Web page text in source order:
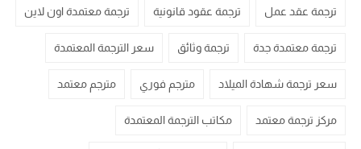
ترجمة عقد عمل ترجمة عقود قانونية ترجمة معتمدة اون لاين
ترجمة معتمدة جدة ترجمة وثائق سعر الترجمة المعتمدة
سعر ترجمة شهادة الميلاد مترجم فوري مترجم معتمد
مركز ترجمة معتمد مكاتب الترجمة المعتمدة